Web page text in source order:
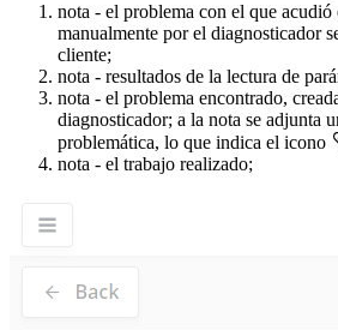
nota - el problema con el que acudió
manualmente por el diagnosticador
cliente;
nota - resultados de la lectura de
nota - el problema encontrado,
diagnosticador; a la nota se adjunta
problemática, lo que indica el icono
nota - el trabajo realizado;